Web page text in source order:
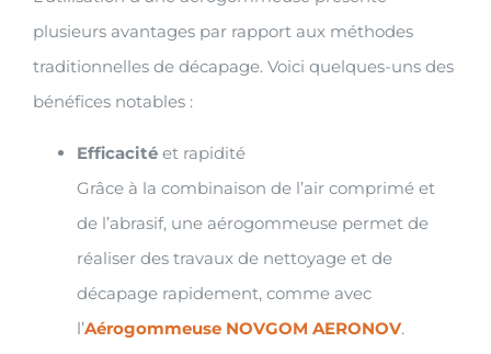
plusieurs avantages par rapport aux méthodes
traditionnelles de décapage. Voici quelques-uns des
bénéfices notables :
Efficacité et rapidité
Grâce à la combinaison de l’air comprimé et
de l’abrasif, une aérogommeuse permet de
réaliser des travaux de nettoyage et de
décapage rapidement, comme avec
l’Aérogommeuse NOVGOM AERONOV.